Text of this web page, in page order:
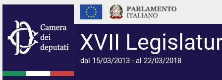
XVII
dal 15/03/2013 - al 22/03/2018